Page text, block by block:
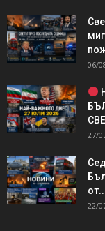
06/
27/
22/